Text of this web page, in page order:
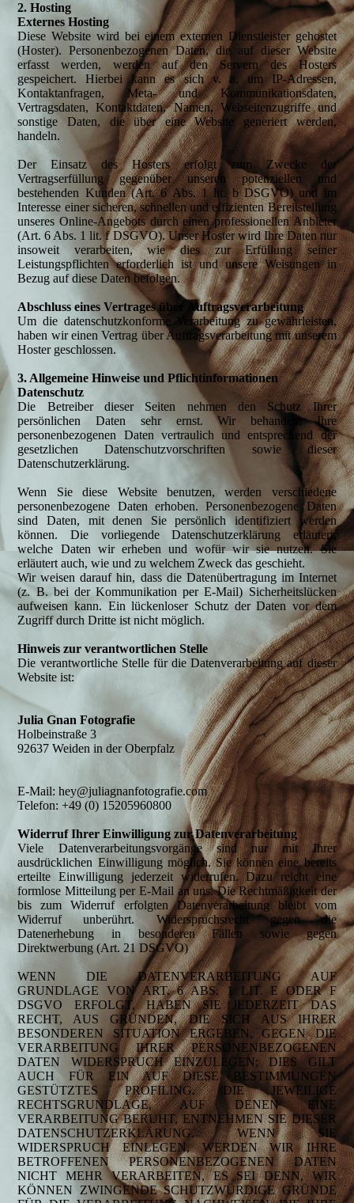
2. Hosting
Externes Hosting
Diese Website wird bei einem externen Dienstleister gehostet
(Hoster). Personenbezogenen Daten, die auf dieser Website
erfasst werden, werden auf den Servern des Hosters
gespeichert. Hierbei kann es sich v. a. um IP-Adressen,
Kontaktanfragen, Meta- und Kommunikationsdaten,
Vertragsdaten, Kontaktdaten, Namen, Webseitenzugriffe und
sonstige Daten, die über eine Website generiert werden,
handeln.
Der Einsatz des Hosters erfolgt zum Zwecke der
Vertragserfüllung gegenüber unseren potenziellen und
bestehenden Kunden (Art. 6 Abs. 1 lit. b DSGVO) und im
Interesse einer sicheren, schnellen und effizienten Bereitstellung
unseres Online-Angebots durch einen professionellen Anbieter
(Art. 6 Abs. 1 lit. f DSGVO). Unser Hoster wird Ihre Daten nur
insoweit verarbeiten, wie dies zur Erfüllung seiner
Leistungspflichten erforderlich ist und unsere Weisungen in
Bezug auf diese Daten befolgen.
Abschluss eines Vertrages über Auftragsverarbeitung
Um die datenschutzkonforme Verarbeitung zu gewährleisten,
haben wir einen Vertrag über Auftragsverarbeitung mit unserem
Hoster geschlossen.
3. Allgemeine Hinweise und Pflichtinformationen
Datenschutz
Die Betreiber dieser Seiten nehmen den Schutz Ihrer
persönlichen Daten sehr ernst. Wir behandeln Ihre
personenbezogenen Daten vertraulich und entsprechend der
gesetzlichen Datenschutzvorschriften sowie dieser
Datenschutzerklärung.
Wenn Sie diese Website benutzen, werden verschiedene
personenbezogene Daten erhoben. Personenbezogene Daten
sind Daten, mit denen Sie persönlich identifiziert werden
können. Die vorliegende Datenschutzerklärung erläutert,
welche Daten wir erheben und wofür wir sie nutzen. Sie
erläutert auch, wie und zu welchem Zweck das geschieht.
Wir weisen darauf hin, dass die Datenübertragung im Internet
(z. B. bei der Kommunikation per E-Mail) Sicherheitslücken
aufweisen kann. Ein lückenloser Schutz der Daten vor dem
Zugriff durch Dritte ist nicht möglich.
Hinweis zur verantwortlichen Stelle
Die verantwortliche Stelle für die Datenverarbeitung auf dieser
Website ist:
Julia Gnan Fotografie
Holbeinstraße 3
92637 Weiden in der Oberpfalz
E-Mail: hey@juliagnanfotografie.com
Telefon: +49 (0) 15205960800
Widerruf Ihrer Einwilligung zur Datenverarbeitung
Viele Datenverarbeitungsvorgänge sind nur mit Ihrer
ausdrücklichen Einwilligung möglich. Sie können eine bereits
erteilte Einwilligung jederzeit widerrufen. Dazu reicht eine
formlose Mitteilung per E-Mail an uns. Die Rechtmäßigkeit der
bis zum Widerruf erfolgten Datenverarbeitung bleibt vom
Widerruf unberührt. Widerspruchsrecht gegen die
Datenerhebung in besonderen Fällen sowie gegen
Direktwerbung (Art. 21 DSGVO)
WENN DIE DATENVERARBEITUNG AUF
GRUNDLAGE VON ART. 6 ABS. 1 LIT. E ODER F
DSGVO ERFOLGT, HABEN SIE JEDERZEIT DAS
RECHT, AUS GRÜNDEN, DIE SICH AUS IHRER
BESONDEREN SITUATION ERGEBEN, GEGEN DIE
VERARBEITUNG IHRER PERSONENBEZOGENEN
DATEN WIDERSPRUCH EINZULEGEN; DIES GILT
AUCH FÜR EIN AUF DIESE BESTIMMUNGEN
GESTÜTZTES PROFILING. DIE JEWEILIGE
RECHTSGRUNDLAGE, AUF DENEN EINE
VERARBEITUNG BERUHT, ENTNEHMEN SIE DIESER
DATENSCHUTZERKLÄRUNG. WENN SIE
WIDERSPRUCH EINLEGEN, WERDEN WIR IHRE
BETROFFENEN PERSONENBEZOGENEN DATEN
NICHT MEHR VERARBEITEN, ES SEI DENN, WIR
KÖNNEN ZWINGENDE SCHUTZWÜRDIGE GRÜNDE